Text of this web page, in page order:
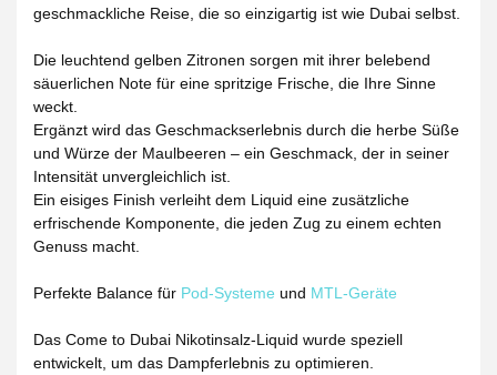
geschmackliche Reise, die so einzigartig ist wie Dubai selbst.
Die leuchtend gelben Zitronen sorgen mit ihrer belebend
säuerlichen Note für eine spritzige Frische, die Ihre Sinne
weckt.
Ergänzt wird das Geschmackserlebnis durch die herbe Süße
und Würze der Maulbeeren – ein Geschmack, der in seiner
Intensität unvergleichlich ist.
Ein eisiges Finish verleiht dem Liquid eine zusätzliche
erfrischende Komponente, die jeden Zug zu einem echten
Genuss macht.
Perfekte Balance für Pod-Systeme und MTL-Geräte
Das Come to Dubai Nikotinsalz-Liquid wurde speziell
entwickelt, um das Dampferlebnis zu optimieren.